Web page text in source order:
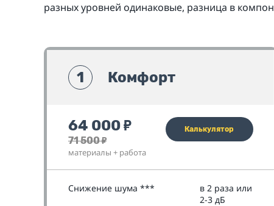
разных уровней одинаковые, разница в
1 Комфорт
64 000₽
71 500₽
материалы + работа
Калькулятор
Снижение шума ***
в 2 раза или
2-3 дБ